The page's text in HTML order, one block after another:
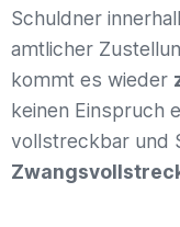
Schuldner
amtlicher
kommt es wieder
keinen Einspruch
vollstreckbar und